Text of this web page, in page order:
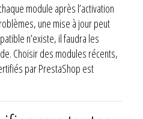
module après l’activation
une mise à jour peut
n’existe, il faudra les
Choisir des modules récents,
par PrestaShop est